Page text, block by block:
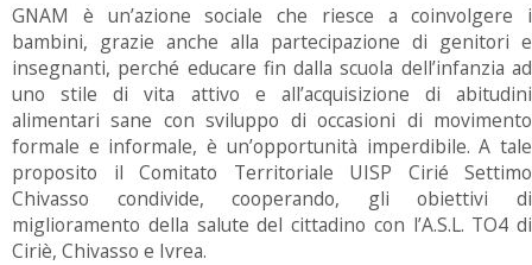
GNAM è un’azione sociale che riesce a coinvolgere i
bambini, grazie anche alla partecipazione di genitori e
insegnanti, perché educare fin dalla scuola dell’infanzia ad
uno stile di vita attivo e all’acquisizione di abitudini
alimentari sane con sviluppo di occasioni di movimento
formale e informale, è un’opportunità imperdibile. A tale
proposito il Comitato Territoriale UISP Cirié Settimo
Chivasso condivide, cooperando, gli obiettivi di
miglioramento della salute del cittadino con l’A.S.L. TO4 di
Ciriè, Chivasso e Ivrea.